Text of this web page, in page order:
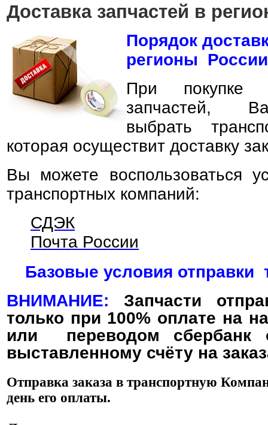
Доставка запчастей в
Порядок
регионы России
При покупке
запчастей,
выбрать
которая осуществит доставку
Вы можете воспользоваться
транспортных компаний:
СДЭК
Почта России
Базовые условия отправки
ВНИМАНИЕ: Запчасти
только при 100% оплате на
или переводом сбербанк
выставленному счёту на
Отправка заказа в транспортную
день его оплаты.